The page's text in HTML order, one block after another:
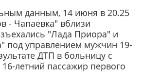
данным, 14 июня в 20.25
- Чапаевка" вблизи
"Лада Приора" и
под управлением мужчин 19-
ДТП в больницу с
летний пассажир первого